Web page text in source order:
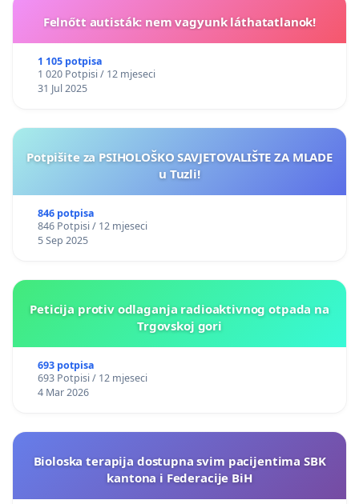
Felnőtt autisták: nem vagyunk láthatatlanok!
1 105 potpisa
1 020 Potpisi / 12 mjeseci
31 Jul 2025
Potpišite za PSIHOLOŠKO SAVJETOVALIŠTE ZA MLADE
u Tuzli!
846 potpisa
846 Potpisi / 12 mjeseci
5 Sep 2025
Peticija protiv odlaganja radioaktivnog otpada na
Trgovskoj gori
693 potpisa
693 Potpisi / 12 mjeseci
4 Mar 2026
Bioloska terapija dostupna svim pacijentima SBK
kantona i Federacije BiH